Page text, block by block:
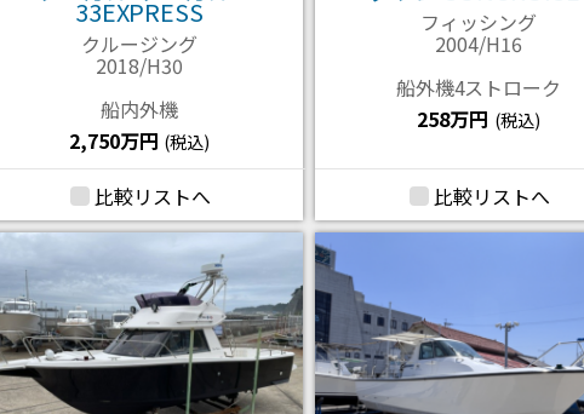
33EXPRESS
クルージング
2018/H30
船内外機
2,750万円 (税込)
比較リストへ
フィッシング
2004/H16
船外機4ストローク
258万円 (税込)
比較リストへ